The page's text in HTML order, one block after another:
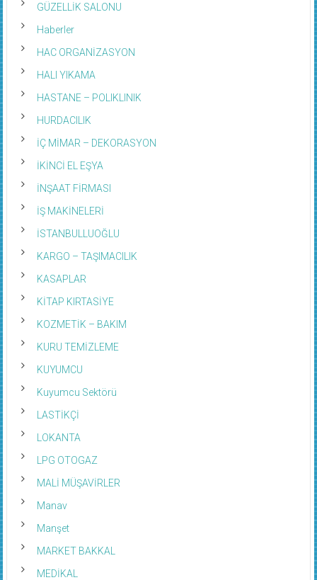
GÜZELLİK SALONU
Haberler
HAC ORGANİZASYON
HALI YIKAMA
HASTANE – POLIKLINIK
HURDACILIK
İÇ MİMAR – DEKORASYON
İKİNCİ EL EŞYA
İNŞAAT FİRMASI
İŞ MAKİNELERİ
İSTANBULLUOĞLU
KARGO – TAŞIMACILIK
KASAPLAR
KİTAP KIRTASİYE
KOZMETİK – BAKIM
KURU TEMİZLEME
KUYUMCU
Kuyumcu Sektörü
LASTİKÇİ
LOKANTA
LPG OTOGAZ
MALİ MÜŞAVİRLER
Manav
Manşet
MARKET BAKKAL
MEDİKAL